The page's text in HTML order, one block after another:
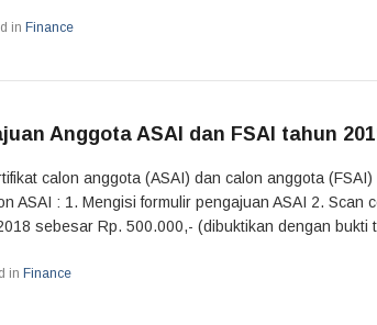
in Finance
Anggota ASAI dan FSAI tahun
calon anggota (ASAI) dan calon anggota
ASAI : 1. Mengisi formulir pengajuan ASAI 2.
sebesar Rp. 500.000,- (dibuktikan dengan bukti
in Finance